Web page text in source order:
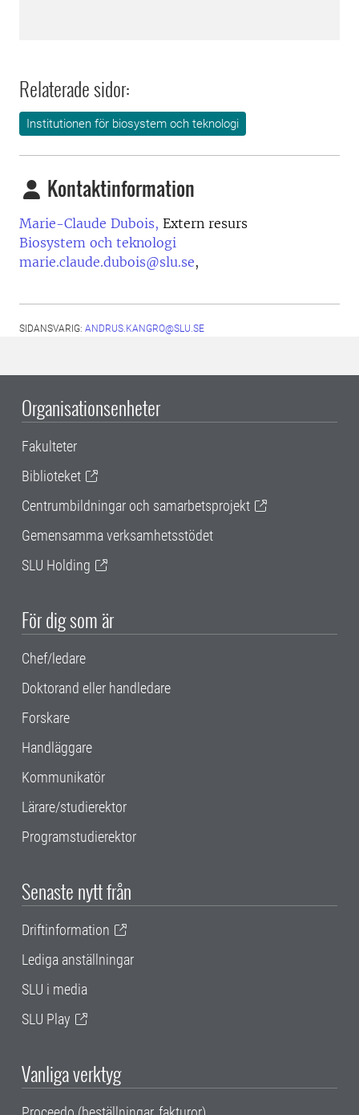
Relaterade sidor:
Institutionen för biosystem och teknologi
Kontaktinformation
Marie-Claude Dubois, Extern resurs
Biosystem och teknologi
marie.claude.dubois@slu.se,
SIDANSVARIG: ANDRUS.KANGRO@SLU.SE
Organisationsenheter
Fakulteter
Biblioteket
Centrumbildningar och samarbetsprojekt
Gemensamma verksamhetsstödet
SLU Holding
För dig som är
Chef/ledare
Doktorand eller handledare
Forskare
Handläggare
Kommunikatör
Lärare/studierektor
Programstudierektor
Senaste nytt från
Driftinformation
Lediga anställningar
SLU i media
SLU Play
Vanliga verktyg